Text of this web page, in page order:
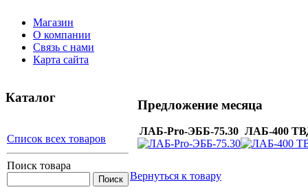
Магазин
О компании
Связь с нами
Карта сайта
Каталог
Список всех товаров
Поиск товара
Предложение месяца
ЛАБ-Pro-ЭББ-75.30 ЛАБ-400
Вернуться к товару